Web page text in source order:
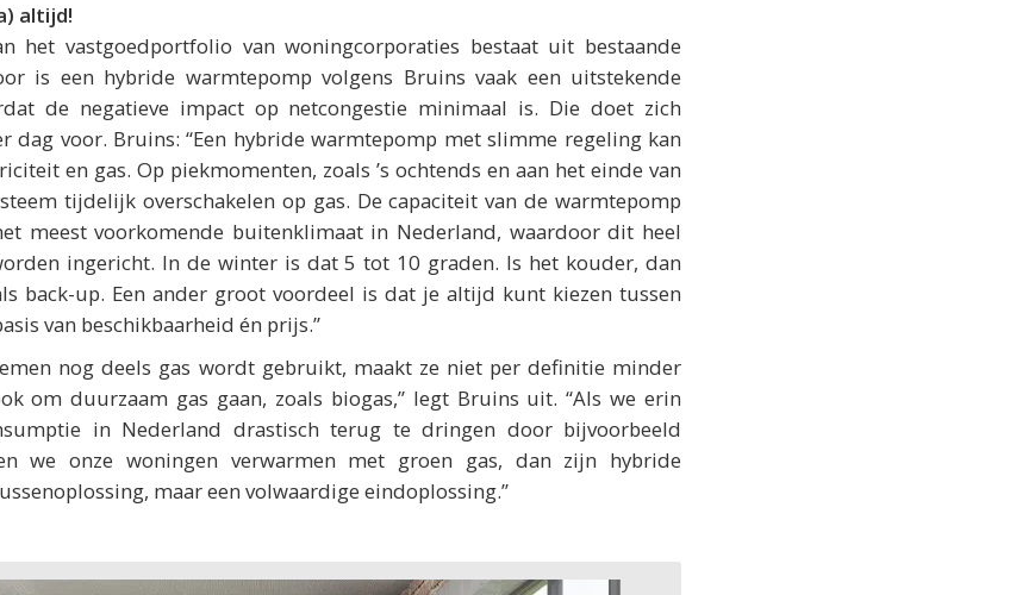
altijd!
het vastgoedportfolio van woningcorporaties bestaat uit bestaande
is een hybride warmtepomp volgens Bruins vaak een uitstekende
de negatieve impact op netcongestie minimaal is. Die doet zich
dag voor. Bruins: “Een hybride warmtepomp met slimme regeling kan
en gas. Op piekmomenten, zoals ’s ochtends en aan het einde van
tijdelijk overschakelen op gas. De capaciteit van de warmtepomp
meest voorkomende buitenklimaat in Nederland, waardoor dit heel
ingericht. In de winter is dat 5 tot 10 graden. Is het kouder, dan
back-up. Een ander groot voordeel is dat je altijd kunt kiezen tussen
van beschikbaarheid én prijs.”
nog deels gas wordt gebruikt, maakt ze niet per definitie minder
om duurzaam gas gaan, zoals biogas,” legt Bruins uit. “Als we erin
in Nederland drastisch terug te dringen door bijvoorbeeld
we onze woningen verwarmen met groen gas, dan zijn hybride
maar een volwaardige eindoplossing.”